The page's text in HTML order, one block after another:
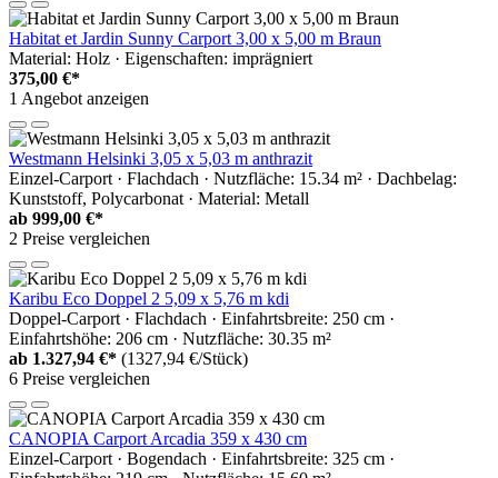
Habitat et Jardin Sunny Carport 3,00 x 5,00 m Braun
Material: Holz · Eigenschaften: imprägniert
375,00 €*
1 Angebot anzeigen
Westmann Helsinki 3,05 x 5,03 m anthrazit
Einzel-Carport · Flachdach · Nutzfläche: 15.34 m² · Dachbelag:
Kunststoff, Polycarbonat · Material: Metall
ab 999,00 €*
2 Preise vergleichen
Karibu Eco Doppel 2 5,09 x 5,76 m kdi
Doppel-Carport · Flachdach · Einfahrtsbreite: 250 cm ·
Einfahrtshöhe: 206 cm · Nutzfläche: 30.35 m²
ab 1.327,94 €* (1327,94 €/Stück)
6 Preise vergleichen
CANOPIA Carport Arcadia 359 x 430 cm
Einzel-Carport · Bogendach · Einfahrtsbreite: 325 cm ·